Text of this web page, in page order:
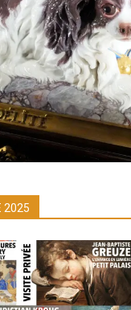
2025